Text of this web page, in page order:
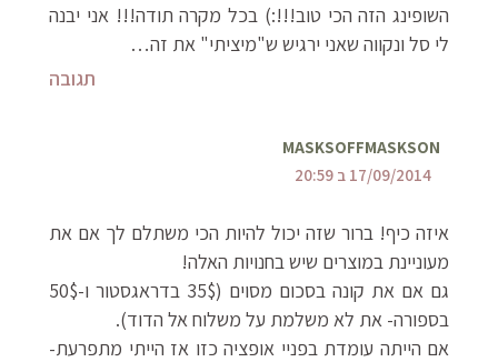
השופינג הזה הכי טוב!!!:) בכל מקרה תודה!!! אני יבנה
לי סל ונקווה שאני ירגיש ש"מיציתי" את זה…
תגובה
MASKSOFFMASKSON
17/09/2014 ב 20:59
איזה כיף! ברור שזה יכול להיות הכי משתלם לך אם את
מעוניינת במוצרים שיש בחנויות האלה!
גם אם את קונה בסכום מסוים (35$ בדראגסטור ו-50$
בספורה- את לא משלמת על משלוח אל הדוד).
אם הייתה עומדת בפניי אופציה כזו אז הייתי מתפרעת-